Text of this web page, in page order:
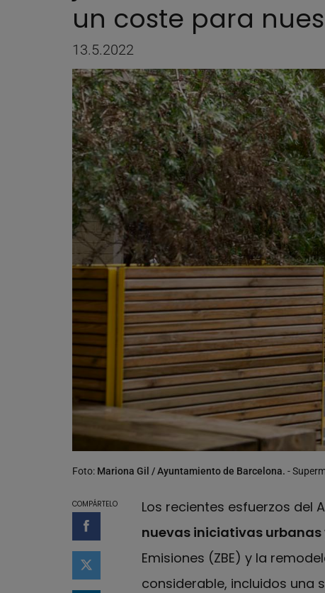
un coste para
13.5.2022
Foto: Mariona Gil / Ayuntamiento de Barcelona. -
COMPÁRTELO
Compartir en Facebook
Compartir en Twitter
Los recientes esfuerzos del
nuevas iniciativas
Emisiones (ZBE) y la
considerable, incluidos una